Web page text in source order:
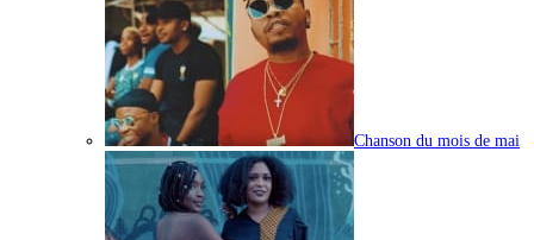
Chanson du mois de mai